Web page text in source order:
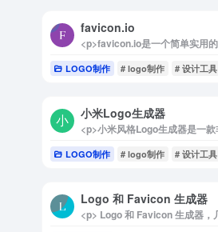
favicon.io
LOGO制作 # logo制作 # 设计工具
小米Logo生成器
LOGO制作 # logo制作 # 设计工具
Logo 和 Favicon 生成器